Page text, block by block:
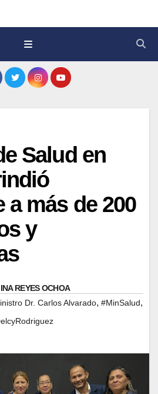
Salud en
a más de 200
y
REYES OCHOA
Dr. Carlos Alvarado, #MinSalud,